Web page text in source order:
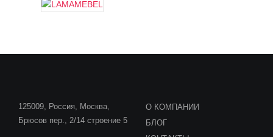
125009, Россия, Москва,
Брюсов пер., 2/14 строение 5
О КОМПАНИИ
БЛОГ